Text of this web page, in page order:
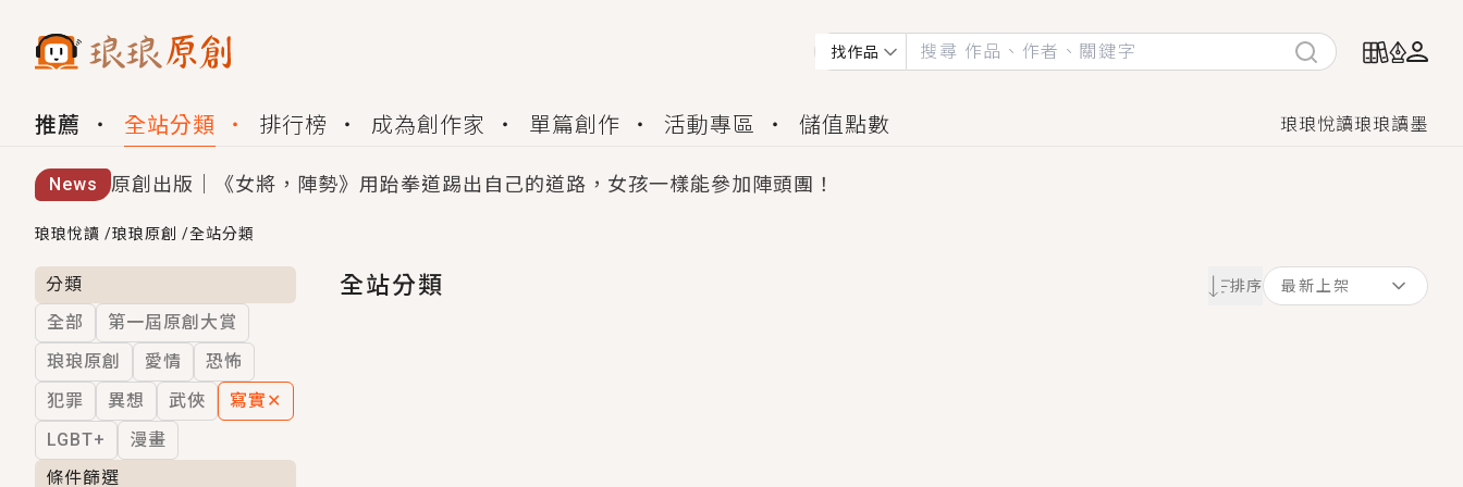
找作品
推薦 全站分類 排行榜 成為創作家 單篇創作 活動專區 儲值點數 琅琅悅讀琅琅讀墨
News 原創出版｜《女將，陣勢》用跆拳道踢出自己的道路，女孩一樣能參加陣頭團！
創,作家招募｜華文小說創作首選！有機會獲得豐富廣宣資源、專屬服務與獨享福利！
小編心動書單｜《離婚你提的，二婚嫁大佬，你哭什麼？》追妻火葬場！前夫失憶移情別戀，她頭也不回找新歡，他居然還後悔了？
GL｜《夏日與檸檬與重疊世界》炎熱的夏日、檸檬的香氣、互相愛慕的兩位少女，今夏最推純愛GL漫畫！
BL｜《費洛蒙中毒》救命！特殊費洛蒙體質世界觀，無法抗拒的吸引力，已中毒Σ>―(〃°ω°〃)♡→
OMG你嚇到我了｜《陰陽鬼店》上班族買了房子模型，但現實中買下的竟是屬於他的停屍櫃？！
言情｜《國語推行員》每個人心中都有一個連自己也無法改變的永恆， 他的一生將不由自主追逐著她……
琅琅悅讀 /琅琅原創 /全站分類
分類
全部
第一屆原創大賞
琅琅原創
愛情
恐怖
犯罪
異想 武俠 寫實✕
LGBT+
漫畫
條件篩選
全站分類 排序 最新上架